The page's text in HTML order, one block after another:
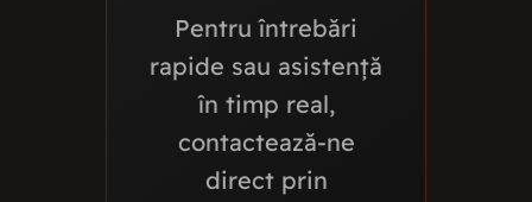
Pentru întrebări
rapide sau asistență
în timp real,
contactează-ne
direct prin